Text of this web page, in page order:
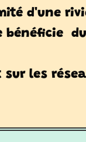
d'une
bénéficie
sur les